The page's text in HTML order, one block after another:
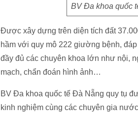
BV Đa khoa quốc
Được xây dựng trên diện tích đất
hầm với quy mô 222 giường bệnh,
đầy đủ các chuyên khoa lớn như nội,
mạch, chẩn đoán hình ảnh…
BV Đa khoa quốc tế Đà Nẵng quy tụ
kinh nghiệm cùng các chuyên gia